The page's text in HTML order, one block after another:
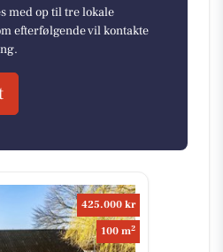
med op til tre lokale
efterfølgende vil kontakte
425.000 kr
100 m2